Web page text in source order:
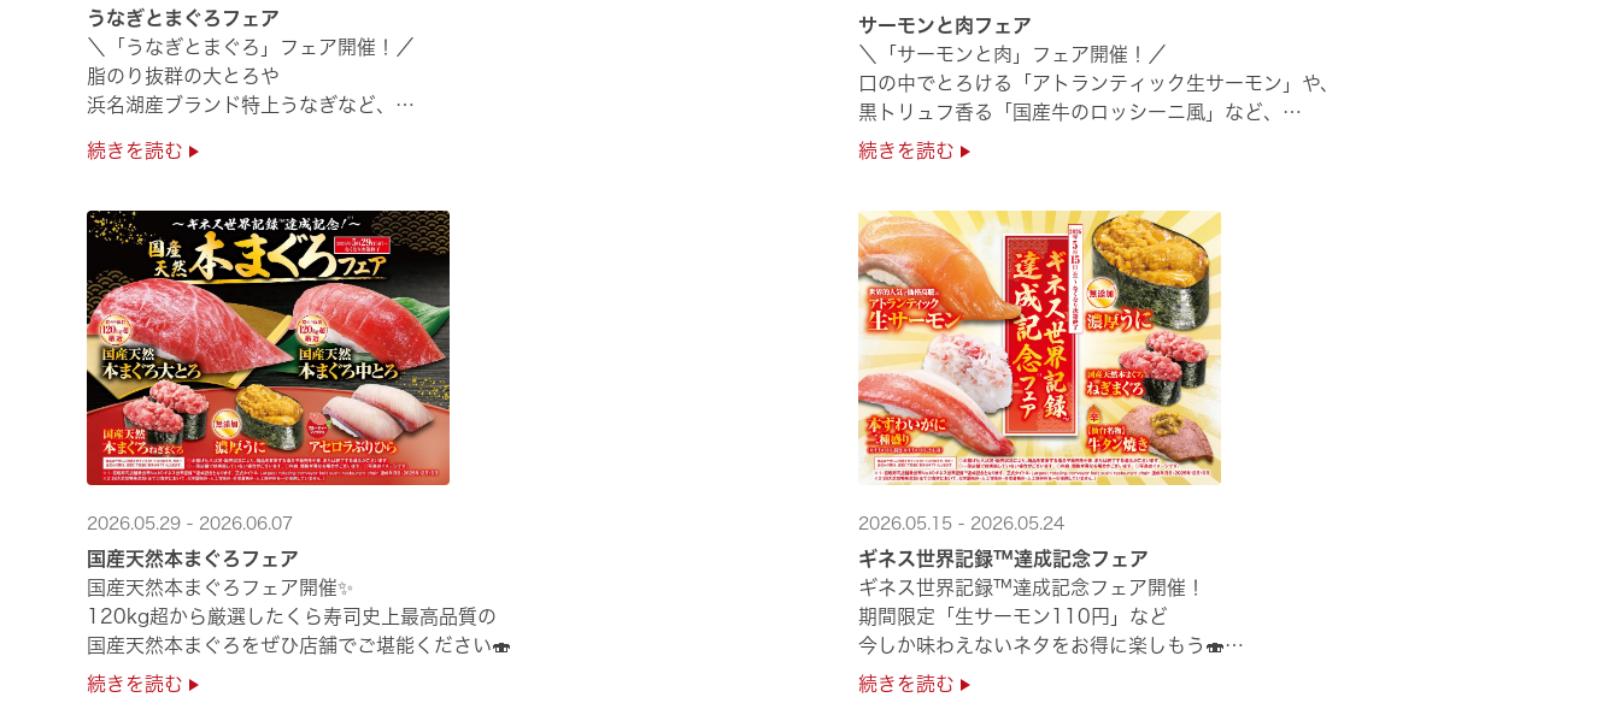
うなぎとまぐろフェア
＼「うなぎとまぐろ」フェア開催！／
脂のり抜群の大とろや
浜名湖産ブランド特上うなぎなど、
ぜひ店舗でご堪能ください🍣
続きを読む
サーモンと肉フェア
＼「サーモンと肉」フェア開催！／
口の中でとろける「アトランティック生サーモン」や、
黒トリュフ香る「国産牛のロッシーニ風」など、
圧倒的な贅沢感をぜひ店舗でご堪能ください🍣
続きを読む
2026.05.29 - 2026.06.07
国産天然本まぐろフェア
国産天然本まぐろフェア開催✨
120kg超から厳選したくら寿司史上最高品質の
国産天然本まぐろをぜひ店舗でご堪能ください🍣
続きを読む
2026.05.15 - 2026.05.24
ギネス世界記録™達成記念フェア
ギネス世界記録™達成記念フェア開催！
期間限定「生サーモン110円」など
今しか味わえないネタをお得に楽しもう🍣
是非お越しください✨
続きを読む